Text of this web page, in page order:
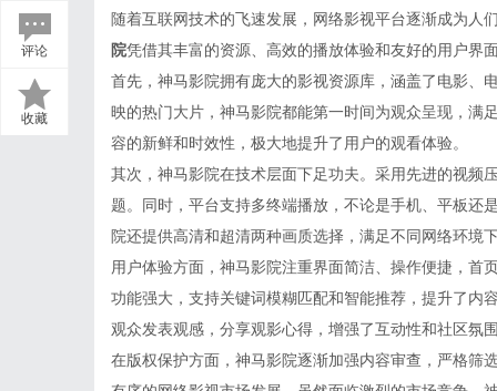
评论
收藏
随着互联网技术的飞速发展，网络影视平台逐渐成为人
院凭借其丰富的资源、高效的播放体验和友好的用户界
首先，神马影院拥有庞大的影视资源库，涵盖了电影、
映的热门大片，神马影院都能第一时间为观众呈现，满
容的新鲜和时效性，极大地提升了用户的观看体验。
其次，神马影院在技术层面下足功夫。采用先进的视频
题。同时，平台支持多终端播放，不论是手机、平板还
院还提供高清和超清两种画质选择，满足不同网络环境
用户体验方面，神马影院注重界面简洁、操作便捷，首
功能强大，支持关键词模糊匹配和智能推荐，提升了内
观众发表观感，分享观影心得，增强了互动性和社区氛
在版权保护方面，神马影院逐渐加强内容审查，严格筛